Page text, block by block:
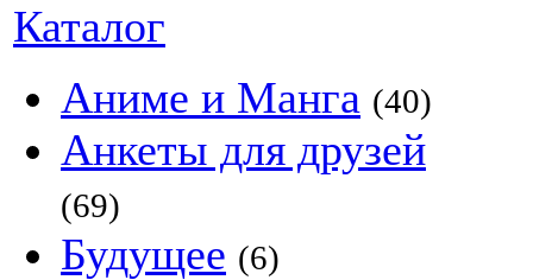
Каталог
Аниме и Манга (40)
Анкеты для друзей
(69)
Будущее (6)